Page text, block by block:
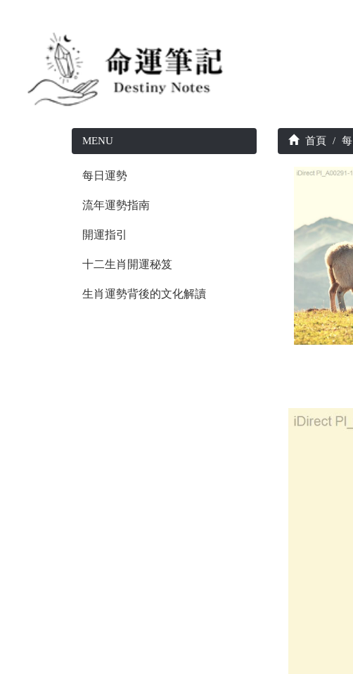
MENU
每日運勢
流年運勢指南
開運指引
十二生肖開運秘笈
生肖運勢背後的文化解讀
首頁